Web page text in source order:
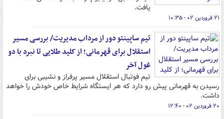
یافت.
۲۱ فروردین ۰۲ - ۱۰:۳۵
تیم ساپینتو دور از مرداب مدیریت/ بررسی مسیر
استقلال برای قهرمانی؛ از کلید طلایی تا نبرد با دو
غول آخر
تیم فوتبال استقلال مسیر پرفراز و نشیبی برای
رسیدن به قهرمانی پیش رو دارد که هر ایستگاه شرایط خاص خودش را خواهد
داشت.
۲۰ فروردین ۰۲ - ۱۲:۴۰